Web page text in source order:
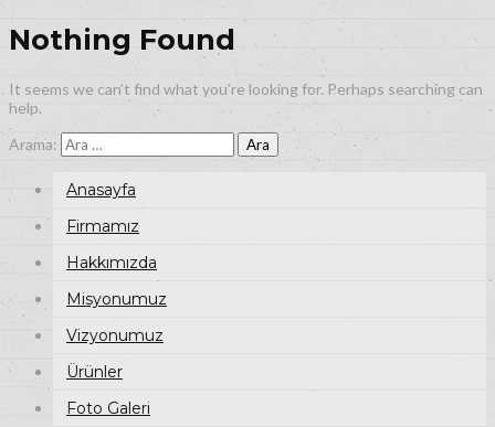
Nothing Found
It seems we can’t find what you’re looking for. Perhaps searching can
help.
Arama:
Anasayfa
Firmamız
Hakkımızda
Misyonumuz
Vizyonumuz
Ürünler
Foto Galeri